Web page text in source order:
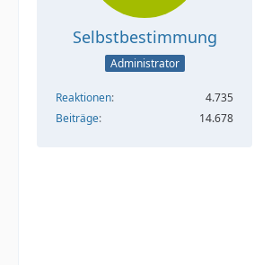
Selbstbestimmung
Administrator
Reaktionen
4.735
Beiträge
14.678